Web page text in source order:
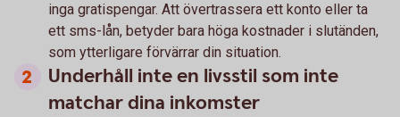
inga gratispengar. Att övertrassera ett konto eller ta
ett sms-lån, betyder bara höga kostnader i slutänden,
som ytterligare förvärrar din situation.
Underhåll inte en livsstil som inte
matchar dina inkomster